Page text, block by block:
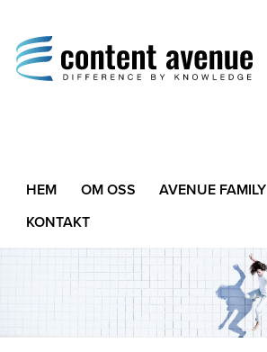
Difference by Knowledge
HEM OM OSS AVENUE FAMILY
KONTAKT